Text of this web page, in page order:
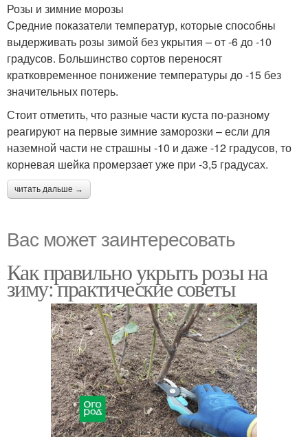
Розы и зимние морозы
Средние показатели температур, которые способны
выдерживать розы зимой без укрытия – от -6 до -10
градусов. Большинство сортов переносят
кратковременное понижение температуры до -15 без
значительных потерь.
Стоит отметить, что разные части куста по-разному
реагируют на первые зимние заморозки – если для
наземной части не страшны -10 и даже -12 градусов, то
корневая шейка промерзает уже при -3,5 градусах.
читать дальше →
Вас может заинтересовать
Как правильно укрыть розы на
зиму: практические советы